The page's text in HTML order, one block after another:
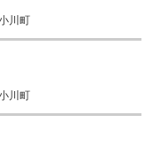
川町
川町